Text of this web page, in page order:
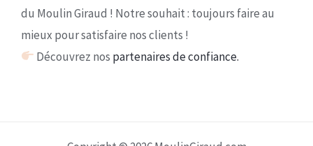
du Moulin Giraud ! Notre souhait : toujours faire au
mieux pour satisfaire nos clients !
Découvrez nos partenaires de confiance.